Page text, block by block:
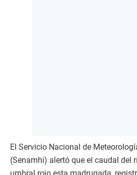
El Servicio Nacional de
(Senamhi) alertó que el caudal del